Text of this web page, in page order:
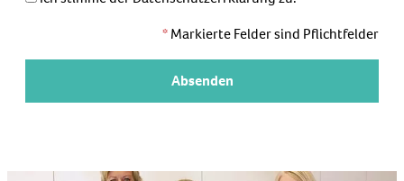
* Markierte Felder sind Pflichtfelder